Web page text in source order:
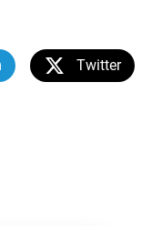
Twitter